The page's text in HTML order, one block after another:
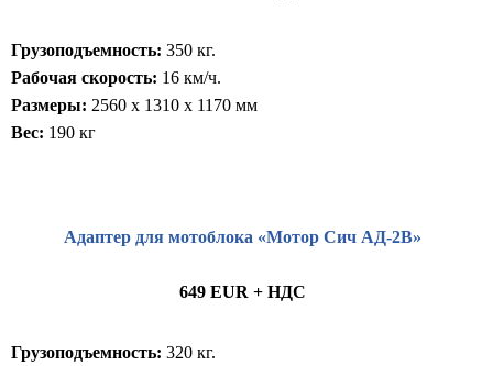
Грузоподъемность: 350 кг.
Рабочая скорость: 16 км/ч.
Размеры: 2560 x 1310 x 1170 мм
Вес: 190 кг
Адаптер для мотоблока «Мотор Сич АД-2В»
649 EUR + НДС
Грузоподъемность: 320 кг.